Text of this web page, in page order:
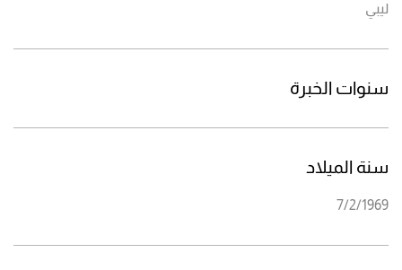
ليبي
سنوات الخبرة
سنة الميلاد
7/2/1969